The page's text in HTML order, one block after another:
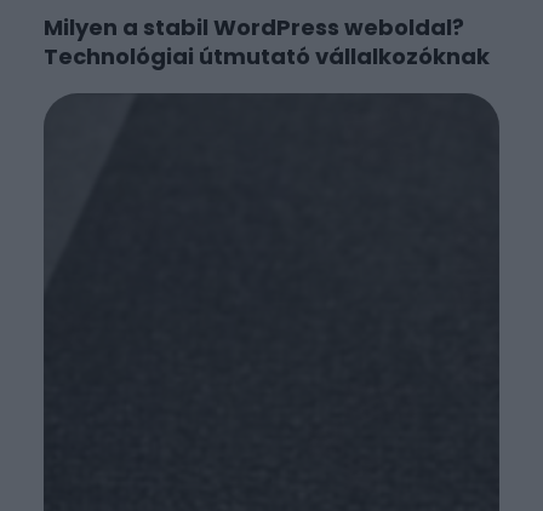
Milyen a stabil WordPress weboldal?
Technológiai útmutató vállalkozóknak